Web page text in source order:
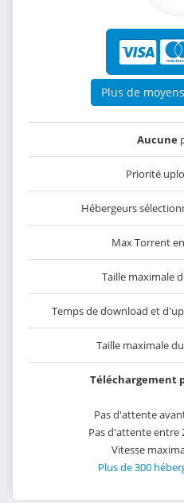
Plus de
Aucune
Priorité
Hébergeurs
Max Torrent
Taille maximale
Temps de download et
Taille maximale
Téléchargement
Pas d'attente
Pas d'attente entre
Vitesse
Plus de 300